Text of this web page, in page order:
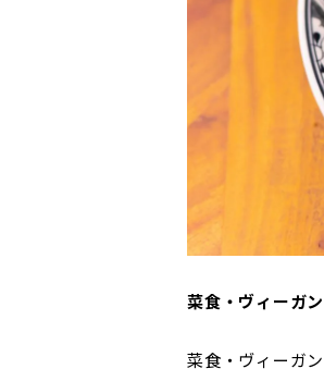
菜食・ヴィーガ
菜食・ヴィーガ